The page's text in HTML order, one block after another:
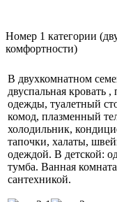
Номер 1 категории
комфортности)
В двухкомнатном
двуспальная кровать
одежды, туалетный
комод, плазменный
холодильник,
тапочки, халаты,
одеждой. В детской:
тумба. Ванная
сантехникой.